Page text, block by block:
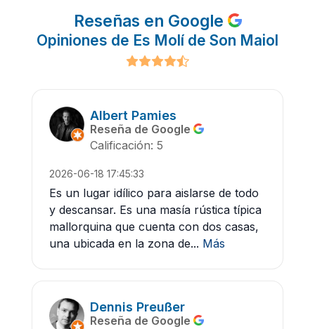
Reseñas en Google
Opiniones de Es Molí de Son Maiol
Albert Pamies
Reseña de Google
Calificación: 5
2026-06-18 17:45:33
Es un lugar idílico para aislarse de todo
y descansar. Es una masía rústica típica
mallorquina que cuenta con dos casas,
una ubicada en la zona de... Más
Dennis Preußer
Reseña de Google